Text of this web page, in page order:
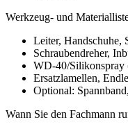
Werkzeug- und
Leiter, Handschuhe,
Schraubendreher,
WD-40/Silikonspray
Ersatzlamellen,
Optional:
Wann Sie den Fachmann